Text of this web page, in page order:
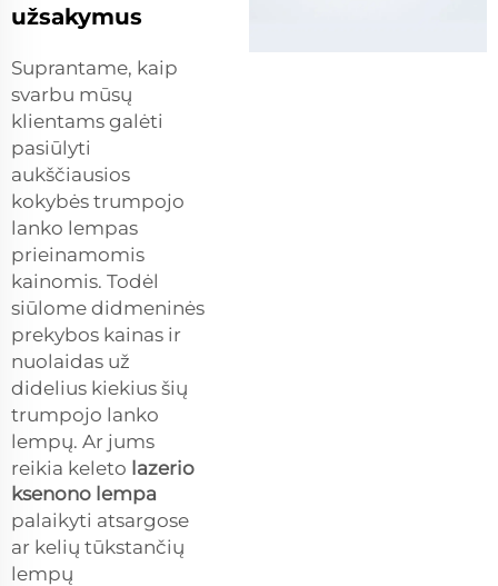
užsakymus
Suprantame, kaip
svarbu mūsų
klientams galėti
pasiūlyti
aukščiausios
kokybės trumpojo
lanko lempas
prieinamomis
kainomis. Todėl
siūlome didmeninės
prekybos kainas ir
nuolaidas už
didelius kiekius šių
trumpojo lanko
lempų. Ar jums
reikia keleto lazerio
ksenono lempa
palaikyti atsargose
ar kelių tūkstančių
lempų